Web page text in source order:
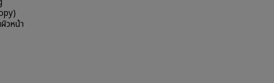
วหน้า